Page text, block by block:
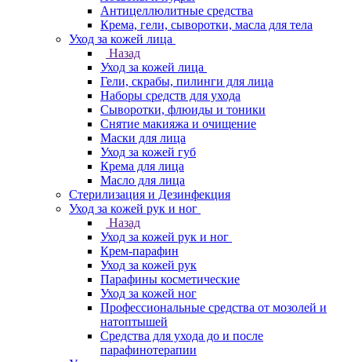
Антицеллюлитные средства
Крема, гели, сыворотки, масла для тела
Уход за кожей лица
Назад
Уход за кожей лица
Гели, скрабы, пилинги для лица
Наборы средств для ухода
Сыворотки, флюиды и тоники
Снятие макияжа и очищение
Маски для лица
Уход за кожей губ
Крема для лица
Масло для лица
Стерилизация и Дезинфекция
Уход за кожей рук и ног
Назад
Уход за кожей рук и ног
Крем-парафин
Уход за кожей рук
Парафины косметические
Уход за кожей ног
Профессиональные средства от мозолей и
натоптышей
Средства для ухода до и после
парафинотерапии